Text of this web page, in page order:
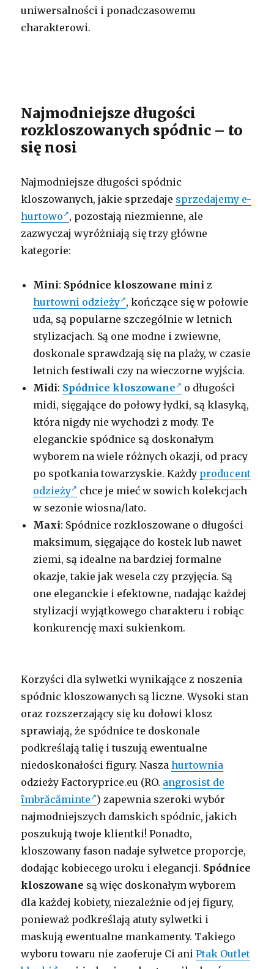
uniwersalności i ponadczasowemu
charakterowi.
Najmodniejsze długości
rozkloszowanych spódnic – to
się nosi
Najmodniejsze długości spódnic
kloszowanych, jakie sprzedaje sprzedajemy e-
hurtowo , pozostają niezmienne, ale
zazwyczaj wyróżniają się trzy główne
kategorie:
Mini: Spódnice kloszowane mini z
hurtowni odzieży , kończące się w połowie
uda, są popularne szczególnie w letnich
stylizacjach. Są one modne i zwiewne,
doskonale sprawdzają się na plaży, w czasie
letnich festiwali czy na wieczorne wyjścia.
Midi: Spódnice kloszowane
o długości
midi, sięgające do połowy łydki, są klasyką,
która nigdy nie wychodzi z mody. Te
eleganckie spódnice są doskonałym
wyborem na wiele różnych okazji, od pracy
po spotkania towarzyskie. Każdy producent
odzieży
chce je mieć w sowich kolekcjach
w sezonie wiosna/lato.
Maxi: Spódnice rozkloszowane o długości
maksimum, sięgające do kostek lub nawet
ziemi, są idealne na bardziej formalne
okazje, takie jak wesela czy przyjęcia. Są
one eleganckie i efektowne, nadając każdej
stylizacji wyjątkowego charakteru i robiąc
konkurencję maxi sukienkom.
Korzyści dla sylwetki wynikające z noszenia
spódnic kloszowanych są liczne. Wysoki stan
oraz rozszerzający się ku dołowi klosz
sprawiają, że spódnice te doskonale
podkreślają talię i tuszują ewentualne
niedoskonałości figury. Naszahurtownia
odzieży Factoryprice.eu (RO. angrosist de
îmbrăcăminte ) zapewnia szeroki wybór
najmodniejszych damskich spódnic, jakich
poszukują twoje klientki! Ponadto,
kloszowany fason nadaje sylwetce proporcje,
dodając kobiecego uroku i elegancji. Spódnice
kloszowane są więc doskonałym wyborem
dla każdej kobiety, niezależnie od jej figury,
ponieważ podkreślają atuty sylwetki i
maskują ewentualne mankamenty. Takiego
wyboru towaru nie zaoferuje Ci aniPtak Outlet